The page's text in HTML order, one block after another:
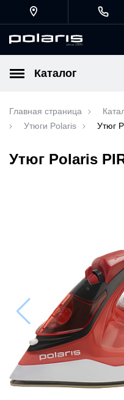
Каталог
Главная страница
Утюги Polaris
Утюг
Утюг Polaris